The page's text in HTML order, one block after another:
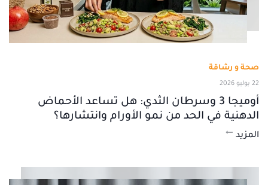
صحة و رشاقة
22 يوليو 2026
أوميجا 3 وسرطان الثدي: هل تساعد الأحماض
الدهنية في الحد من نمو الأورام وانتشارها؟
المزيد